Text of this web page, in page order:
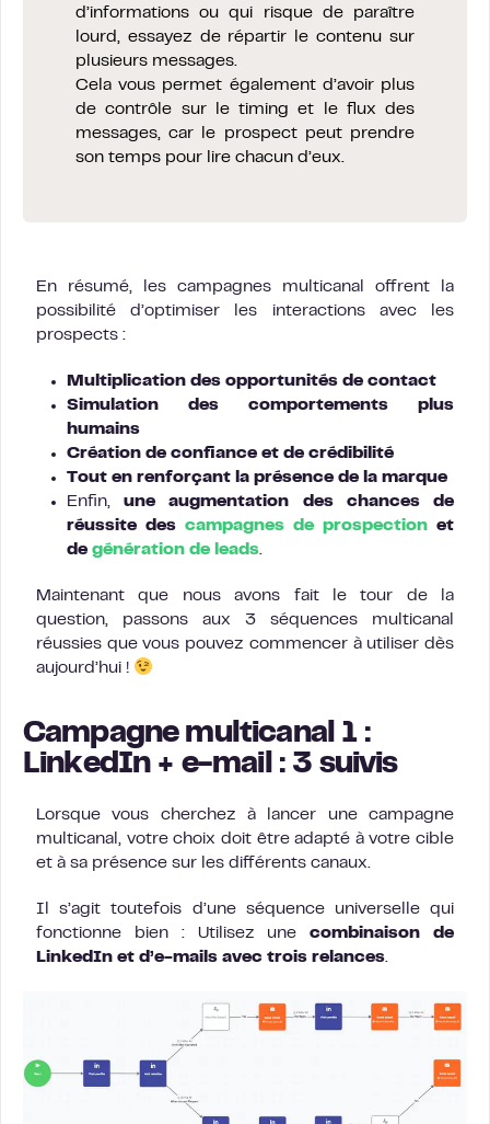
d’informations ou qui risque de paraître
lourd, essayez de répartir le contenu sur
plusieurs messages.
Cela vous permet également d’avoir plus
de contrôle sur le timing et le flux des
messages, car le prospect peut prendre
son temps pour lire chacun d’eux.
En résumé, les campagnes multicanal offrent la
possibilité d’optimiser les interactions avec les
prospects :
Multiplication des opportunités de contact
Simulation des comportements plus
humains
Création de confiance et de crédibilité
Tout en renforçant la présence de la marque
Enfin,une augmentation des chances de
réussite des campagnes de prospection et
de génération de leads.
Maintenant que nous avons fait le tour de la
question, passons aux 3 séquences multicanal
réussies que vous pouvez commencer à utiliser dès
aujourd’hui !
Campagne multicanal 1 :
LinkedIn + e-mail : 3 suivis
Lorsque vous cherchez à lancer une campagne
multicanal, votre choix doit être adapté à votre cible
et à sa présence sur les différents canaux.
Il s’agit toutefois d’une séquence universelle qui
fonctionne bien : Utilisez unecombinaison de
LinkedIn et d’e-mails avec trois relances.